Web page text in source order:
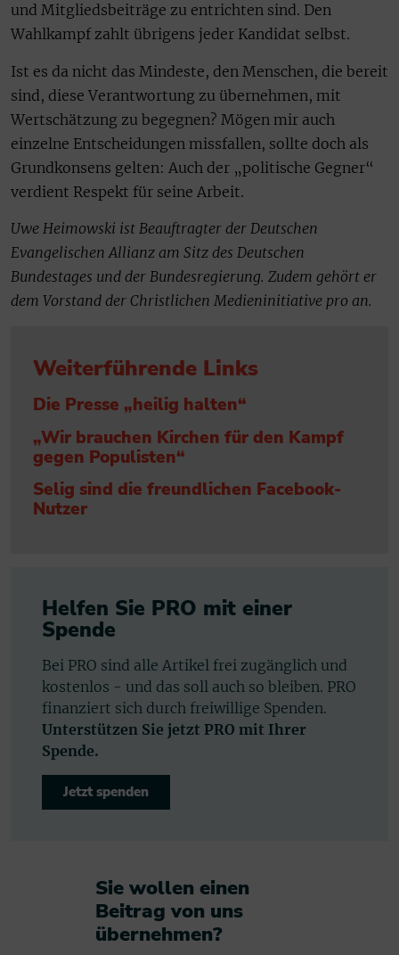
und Mitgliedsbeiträge zu entrichten sind. Den
Wahlkampf zahlt übrigens jeder Kandidat selbst.
Ist es da nicht das Mindeste, den Menschen, die bereit
sind, diese Verantwortung zu übernehmen, mit
Wertschätzung zu begegnen? Mögen mir auch
einzelne Entscheidungen missfallen, sollte doch als
Grundkonsens gelten: Auch der „politische Gegner“
verdient Respekt für seine Arbeit.
Uwe Heimowski ist Beauftragter der Deutschen
Evangelischen Allianz am Sitz des Deutschen
Bundestages und der Bundesregierung. Zudem gehört er
dem Vorstand der Christlichen Medieninitiative pro an.
Weiterführende Links
Die Presse „heilig halten“
„Wir brauchen Kirchen für den Kampf
gegen Populisten“
Selig sind die freundlichen Facebook-
Nutzer
Helfen Sie PRO mit einer
Spende
Bei PRO sind alle Artikel frei zugänglich und
kostenlos - und das soll auch so bleiben. PRO
finanziert sich durch freiwillige Spenden.
Unterstützen Sie jetzt PRO mit Ihrer
Spende.
Jetzt spenden
Sie wollen einen
Beitrag von uns
übernehmen?​